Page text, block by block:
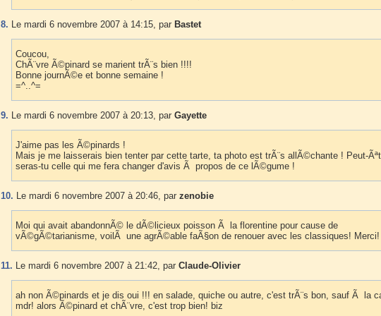
8. Le mardi 6 novembre 2007 à 14:15, par Bastet
Coucou,
ChÃ¨vre Ã©pinard se marient trÃ¨s bien !!!!
Bonne journÃ©e et bonne semaine !
=^..^=
9. Le mardi 6 novembre 2007 à 20:13, par Gayette
J'aime pas les Ã©pinards !
Mais je me laisserais bien tenter par cette tarte, ta photo est trÃ¨s allÃ©chante ! Peut-
seras-tu celle qui me fera changer d'avis Ã propos de ce lÃ©gume !
10. Le mardi 6 novembre 2007 à 20:46, par zenobie
Moi qui avait abandonnÃ© le dÃ©licieux poisson Ã la florentine pour cause de
vÃ©gÃ©tarianisme, voilÃ une agrÃ©able faÃ§on de renouer avec les classiques! Merci!
11. Le mardi 6 novembre 2007 à 21:42, par Claude-Olivier
ah non Ã©pinards et je dis oui !!! en salade, quiche ou autre, c'est trÃ¨s bon, sauf Ã la
mdr! alors Ã©pinard et chÃ¨vre, c'est trop bien! biz